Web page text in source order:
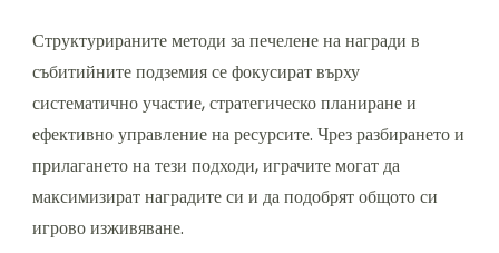
Структурираните методи за печелене на награди в
събитийните подземия се фокусират върху
систематично участие, стратегическо планиране и
ефективно управление на ресурсите. Чрез разбирането и
прилагането на тези подходи, играчите могат да
максимизират наградите си и да подобрят общото си
игрово изживяване.